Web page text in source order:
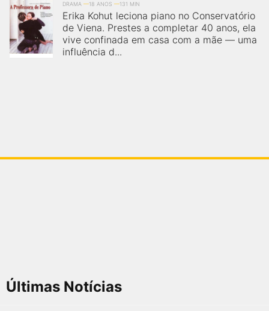
DRAMA 18 ANOS 131 MIN
Erika Kohut leciona piano no Conservatório
de Viena. Prestes a completar 40 anos, ela
vive confinada em casa com a mãe — uma
influência d...
Últimas Notícias